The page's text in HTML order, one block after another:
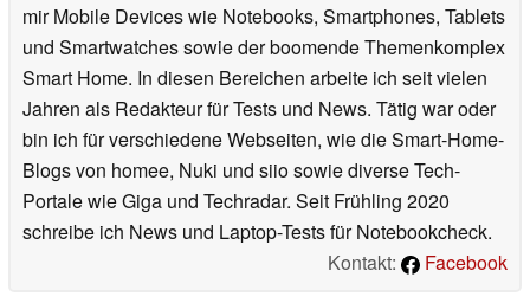
mir Mobile Devices wie Notebooks, Smartphones, Tablets
und Smartwatches sowie der boomende Themenkomplex
Smart Home. In diesen Bereichen arbeite ich seit vielen
Jahren als Redakteur für Tests und News. Tätig war oder
bin ich für verschiedene Webseiten, wie die Smart-Home-
Blogs von homee, Nuki und siio sowie diverse Tech-
Portale wie Giga und Techradar. Seit Frühling 2020
schreibe ich News und Laptop-Tests für Notebookcheck.
Kontakt:
Facebook